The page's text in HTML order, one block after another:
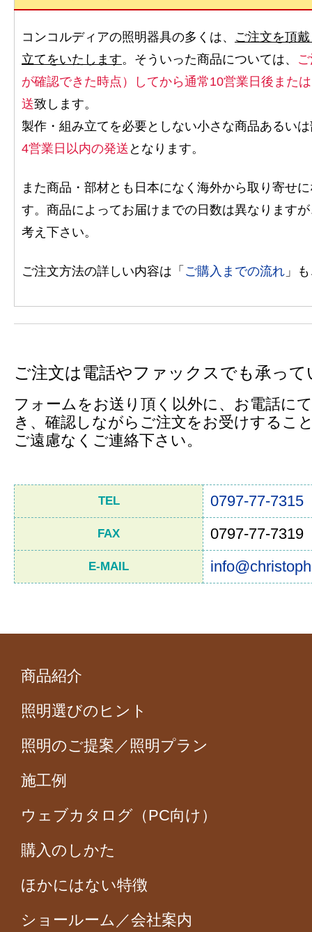
コンコルディアの照明器具の多くは、 ご注文を頂
立てをいたします。そういった商品については、
が確認できた時点）してから通常10営業日後また
送致します。
製作・組み立てを必要としない小さな商品あるい
4営業日以内の発送 となります。
また商品・部材とも日本になく海外から取り寄せ
す。商品によってお届けまでの日数は異なります
考え下さい。
ご注文方法の詳しい内容は「 ご購入までの流れ 」
ご注文は電話やファックスでも承って
フォームをお送り頂く以外に、お電話に
き、確認しながらご注文をお受けするこ
ご遠慮なくご連絡下さい。
TEL 0797-77-7315
FAX 0797-77-7319
E-MAIL
商品紹介
照明選びのヒント
照明のご提案／照明プラン
施工例
ウェブカタログ（PC向け）
購入のしかた
ほかにはない特徴
ショールーム／会社案内